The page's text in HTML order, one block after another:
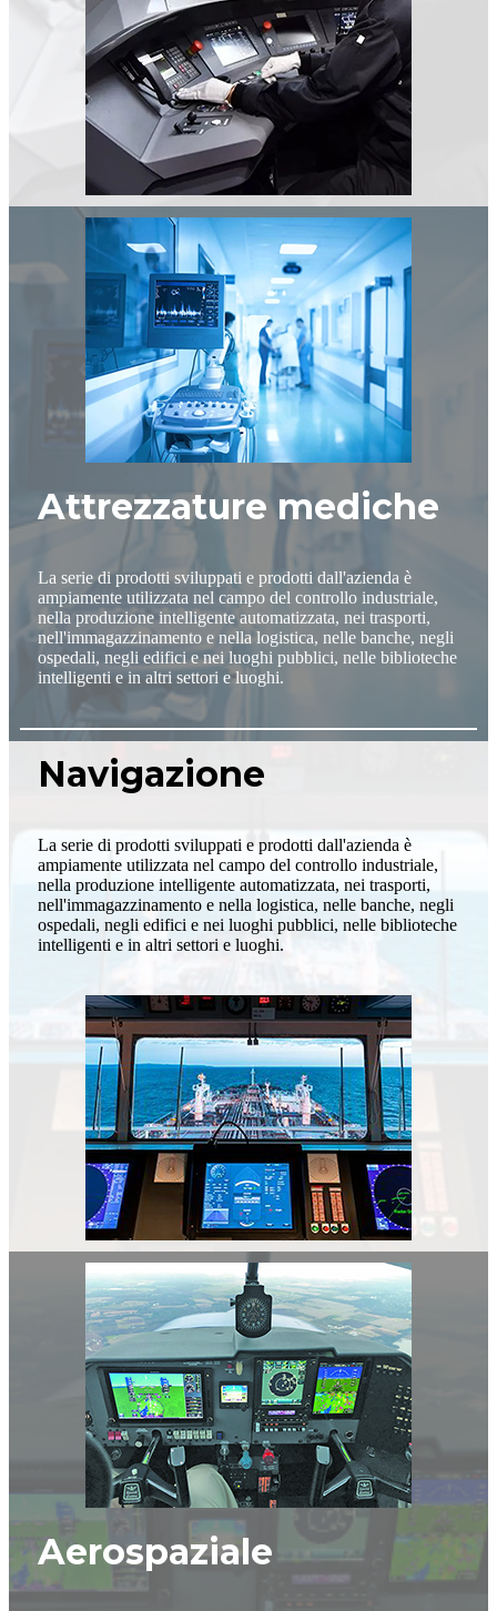
Attrezzature mediche
La serie di prodotti sviluppati e prodotti dall'azienda è
ampiamente utilizzata nel campo del controllo industriale,
nella produzione intelligente automatizzata, nei trasporti,
nell'immagazzinamento e nella logistica, nelle banche, negli
ospedali, negli edifici e nei luoghi pubblici, nelle biblioteche
intelligenti e in altri settori e luoghi.
Navigazione
La serie di prodotti sviluppati e prodotti dall'azienda è
ampiamente utilizzata nel campo del controllo industriale,
nella produzione intelligente automatizzata, nei trasporti,
nell'immagazzinamento e nella logistica, nelle banche, negli
ospedali, negli edifici e nei luoghi pubblici, nelle biblioteche
intelligenti e in altri settori e luoghi.
Aerospaziale